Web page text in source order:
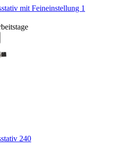
mit Feineinstellung 1
240